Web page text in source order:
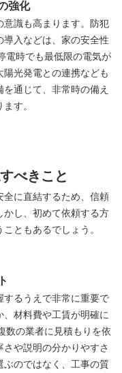
強化
識も高まります。防犯
入などは、家の安全性
電時でも最低限の電気が
光発電との連携なども
通じて、非常時の備え
す。
べきこと
に直結するため、信頼
し、初めて依頼する方
ともあるでしょう。
るうえで非常に重要で
材料費や工賃が明確に
数の業者に見積もりを依
や説明の分かりやすさ
のではなく、工事の質